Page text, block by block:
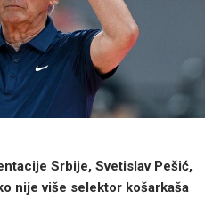
Srbije, Svetislav Pešić,
nije više selektor košarkaša